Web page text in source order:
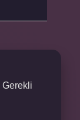
Gerekli